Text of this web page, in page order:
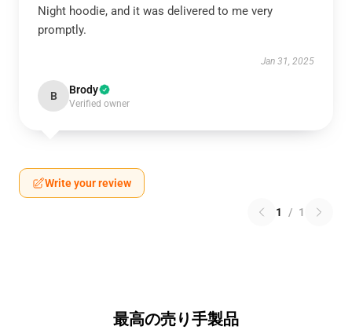
Night hoodie, and it was delivered to me very
promptly.
Jan 31, 2025
B Brody
Verified owner
Write your review
1 / 1
最高の売り手製品